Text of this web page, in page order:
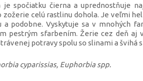
je spočiatku čierna a uprednostňuje
zožerie celú rastlinu dohola. Je veľmi
podobne. Vyskytuje sa v mnohých
pestrým sfarbením. Žerie cez deň aj
potravy spolu so slinami a švihá
cyparissias, Euphorbia spp.